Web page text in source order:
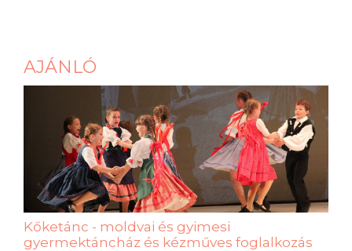
AJÁNLÓ
Kőketánc - moldvai és gyimesi
gyermektáncház és kézműves foglalkozás